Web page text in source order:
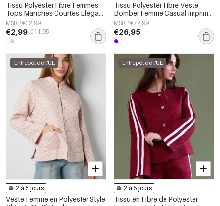
Tissu Polyester Fibre Femmes
Tops Manches Courtes Élégant
Attache Uni
MSRP €32,99
€2,99 €11,95
Tissu Polyester Fibre Veste
Bomber Femme Casual Imprimé
Floral
MSRP €72,99
€26,95
Entrepôt de l'UE
2 à 5 jours
Veste Femme en Polyester Style
Entrepôt de l'UE
2 à 5 jours
Tissu en Fibre de Polyester